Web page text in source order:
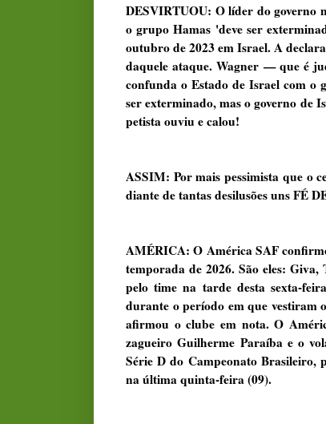
DESVIRTUOU: O líder do governo
o grupo Hamas 'deve ser
outubro de 2023 em Israel. A
daquele ataque. Wagner — que é
confunda o Estado de Israel com o
ser exterminado, mas o governo de
petista ouviu e calou!
ASSIM: Por mais pessimista que o
diante de tantas desilusões uns FÉ
AMÉRICA: O América SAF
temporada de 2026. São eles:
pelo time na tarde desta sexta-
durante o período em que vestiram
afirmou o clube em nota. O
zagueiro Guilherme Paraíba e o
Série D do Campeonato
na última quinta-feira (09).